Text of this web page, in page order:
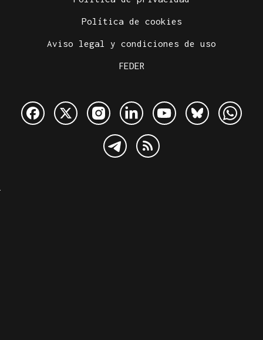
Política de cookies
Aviso legal y condiciones de uso
FEDER